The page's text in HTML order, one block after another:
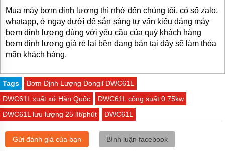
Mua máy bơm định lượng thì nhớ đến chúng tôi, có số zalo,
whatapp, ở ngay dưới để sẵn sàng tư vấn kiểu dáng máy
bơm định lượng đúng với yêu cầu của quý khách hàng
bơm định lượng giá rẻ lại bền đang bán tại đây sẽ làm thỏa
mãn khách hàng.
Tags
Bơm Định Lượng Dongil DWC61L
DWC61L xuất xứ Hàn Quốc
DWC61L công suất 0.75kw
DWC61L lưu lượng 25 lít/phút
DWC61L
Gửi đánh giá của bạn Bình luận facebook